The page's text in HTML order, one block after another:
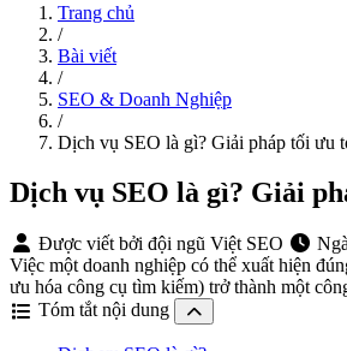
Trang chủ
/
Bài viết
/
SEO & Doanh Nghiệp
/
Dịch vụ SEO là gì? Giải pháp tối ưu
Dịch vụ SEO là gì? Giải
Được viết bởi đội ngũ Việt SEO
Việc một doanh nghiệp có thể xuất hiện
ưu hóa công cụ tìm kiếm) trở thành một
Tóm tắt nội dung